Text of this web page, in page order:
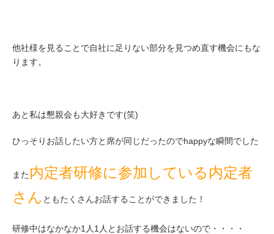
他社様を見ることで自社に足りない部分を見つめ直す機会にもな
ります。
あと私は懇親会も大好きです(笑)
ひっそりお話したい方と席が同じだったのでhappyな瞬間でした
また 内定者研修に参加している内定者
さん ともたくさんお話することができました！
研修中はなかなか1人1人とお話する機会はないので・・・・